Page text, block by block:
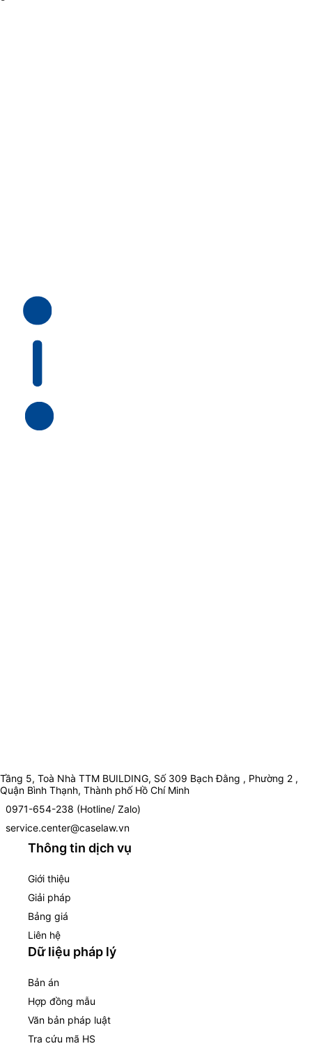
Tầng 5, Toà Nhà TTM BUILDING, Số 309 Bạch Đằng , Phường 2 ,
Quận Bình Thạnh, Thành phố Hồ Chí Minh
0971-654-238 (Hotline/ Zalo)
service.center@caselaw.vn
Thông tin dịch vụ
Giới thiệu
Giải pháp
Bảng giá
Liên hệ
Dữ liệu pháp lý
Bản án
Hợp đồng mẫu
Văn bản pháp luật
Tra cứu mã HS